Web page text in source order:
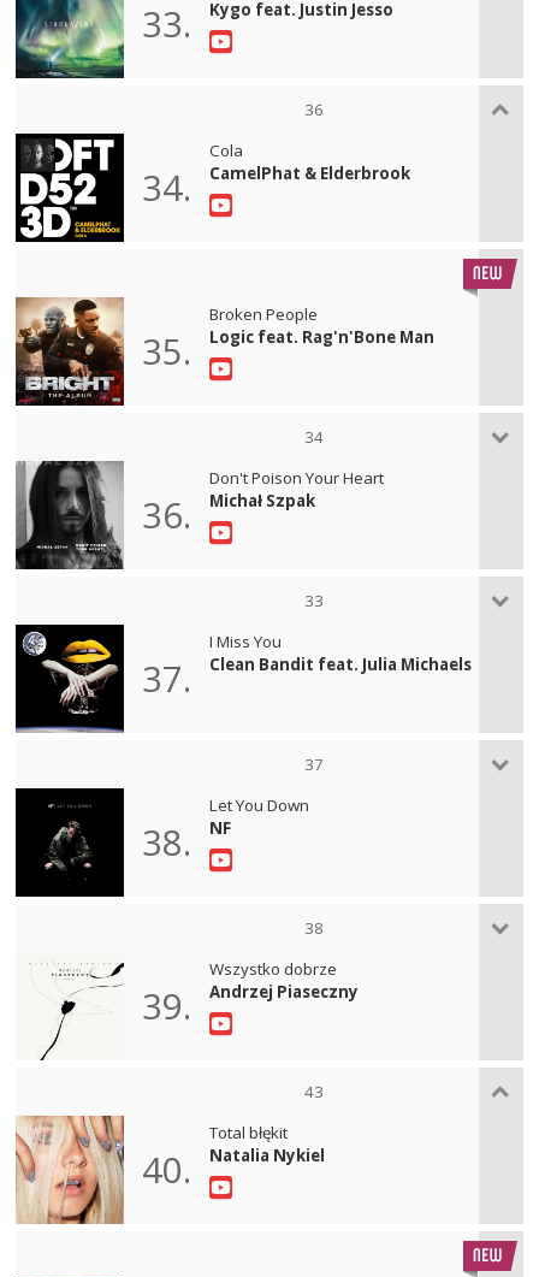
33. Kygo feat. Justin Jesso
36
34.
Cola
CamelPhat & Elderbrook
35.
Broken People
Logic feat. Rag'n'Bone Man
34
36.
Don't Poison Your Heart
Michał Szpak
33
37.
I Miss You
Clean Bandit feat. Julia Michaels
37
38.
Let You Down
NF
38
39.
Wszystko dobrze
Andrzej Piaseczny
43
40.
Total błękit
Natalia Nykiel